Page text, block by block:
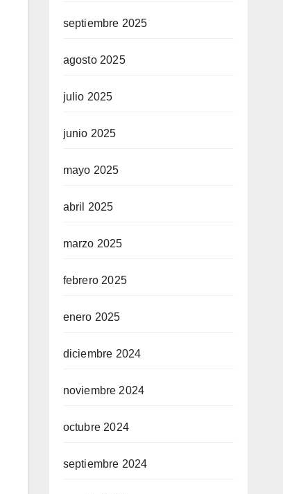
septiembre 2025
agosto 2025
julio 2025
junio 2025
mayo 2025
abril 2025
marzo 2025
febrero 2025
enero 2025
diciembre 2024
noviembre 2024
octubre 2024
septiembre 2024